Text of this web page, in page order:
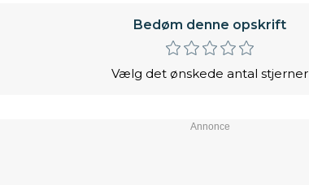
Bedøm denne opskrift
Vælg det ønskede antal stjerner